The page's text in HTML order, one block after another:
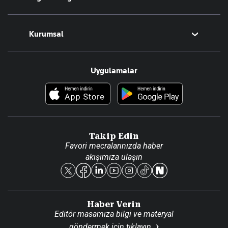
Magazin
Teknoloji
Resmî Ilanlar
Foto Haber
Kurumsal
Hakkımızda
Künye
Reklam Ver
Uygulamalar
Takip Edin
Favori mecralarınızda haber
akışımıza ulaşın
Haber Verin
Editör masamıza bilgi ve materyal